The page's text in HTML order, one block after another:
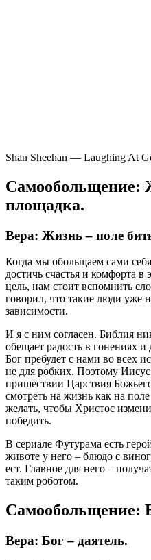
Shan Sheehan — Laughing At
Самообольщение:
площадка.
Вера: Жизнь – поле
Когда мы обольщаем сами
достичь счастья и комфорта
цель, нам стоит вспомнить
говорил, что такие люди уже
зависимости.
И я с ним согласен. Библия
обещает радость в гонениях
Бог пребудет с нами во всех
не для робких. Поэтому
пришествии Царствия
смотреть на жизнь как на
желать, чтобы Христос
победить.
В сериале Футурама есть
животе у него – блюдо с
ест. Главное для него –
таким роботом.
Самообольщение:
Вера: Бог – даятель.